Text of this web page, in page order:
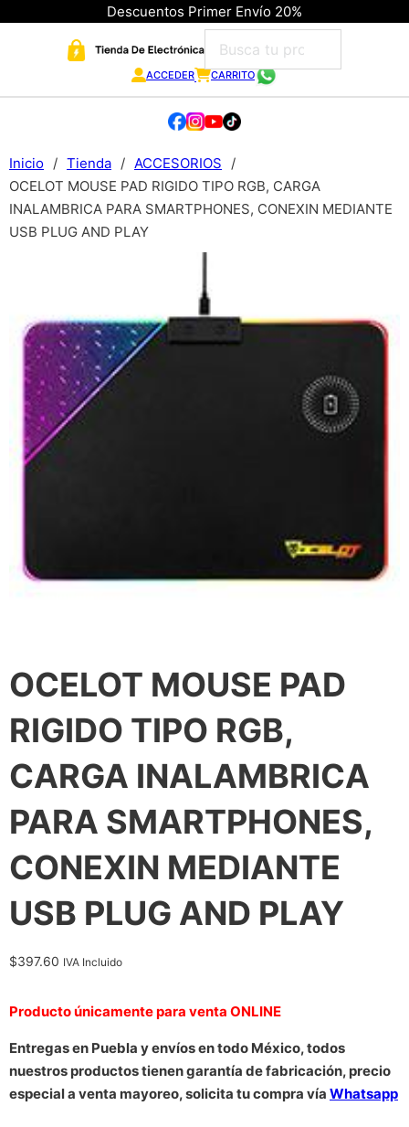
Descuentos Primer Envío 20%
ACCEDER CARRITO
Inicio / Tienda / ACCESORIOS
/
OCELOT MOUSE PAD RIGIDO TIPO RGB, CARGA
INALAMBRICA PARA SMARTPHONES, CONEXIN MEDIANTE
USB PLUG AND PLAY
OCELOT MOUSE PAD
RIGIDO TIPO RGB,
CARGA INALAMBRICA
PARA SMARTPHONES,
CONEXIN MEDIANTE
USB PLUG AND PLAY
$397.60 IVA Incluido
Producto únicamente para venta ONLINE
Entregas en Puebla y envíos en todo México, todos
nuestros productos tienen garantía de fabricación, precio
especial a venta mayoreo, solicita tu compra vía Whatsapp